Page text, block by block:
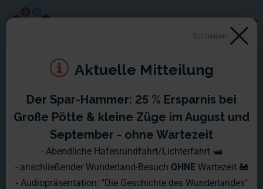
Schließen
Aktuelle Mitteilung
Der Spar-Hammer: 25 % Ersparnis bei
Große Pötte & kleine Züge im August und
September - ohne Wartezeit
- Abendliche Hafenrundfahrt/Lichterfahrt 🛥️
- anschließender Wunderland-Besuch OHNE Wartezeit 🚂
- Audiopräsentation: "Die Geschichte des Wunderlandes"